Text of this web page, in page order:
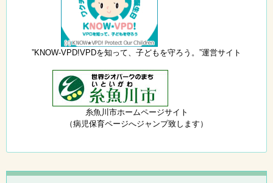
”KNOW-VPD!VPDを知って、子どもを守ろう。”運営サイト
糸魚川市ホームページサイト
（病児保育ページへジャンプ致します）